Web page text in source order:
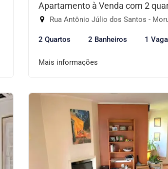
Apartamento à Venda com 2
Rua Antônio Júlio dos Santos -
2 Quartos 2 Banheiros 1 Vaga
Mais informações